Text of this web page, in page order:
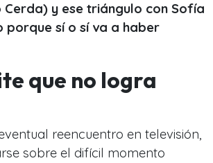
y ese triángulo con Sofía
porque sí o sí va a haber
que no logra
reencuentro en televisión,
sobre el difícil momento